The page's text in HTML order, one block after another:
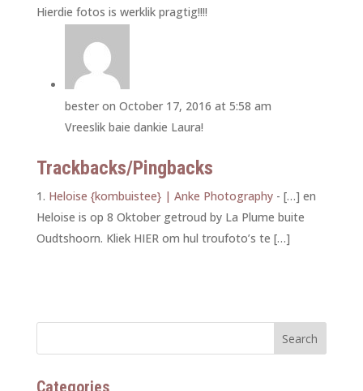
Hierdie fotos is werklik pragtig!!!!
bester on October 17, 2016 at 5:58 am
Vreeslik baie dankie Laura!
Trackbacks/Pingbacks
Heloise {kombuistee} | Anke Photography- […] en
Heloise is op 8 Oktober getroud by La Plume buite
Oudtshoorn. Kliek HIER om hul troufoto’s te […]